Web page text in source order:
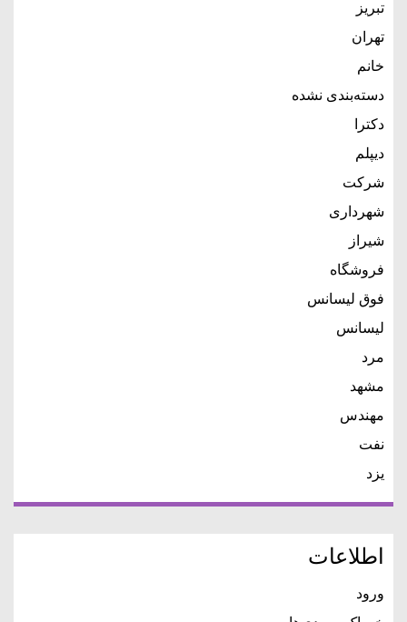
تبریز
تهران
خانم
دسته‌بندی نشده
دکترا
دیپلم
شرکت
شهرداری
شیراز
فروشگاه
فوق لیسانس
لیسانس
مرد
مشهد
مهندس
نفت
یزد
اطلاعات
ورود